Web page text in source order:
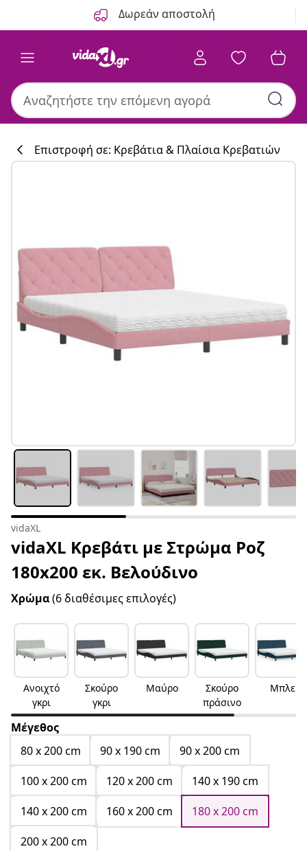
Δωρεάν αποστολή
#sharemevidaxl
Επιστροφή σε: Κρεβάτια & Πλαίσια Κρεβατιών
vidaXL
vidaXL Κρεβάτι με Στρώμα Ροζ
180x200 εκ. Βελούδινο
Χρώμα(6 διαθέσιμες επιλογές)
Ανοιχτό
γκρι
Σκούρο
γκρι
Μαύρο
Σκούρο
πράσινο
Μπλε
Μέγεθος
80 x 200 cm
90 x 190 cm
90 x 200 cm
100 x 200 cm
120 x 200 cm
140 x 190 cm
140 x 200 cm
160 x 200 cm
180 x 200 cm
200 x 200 cm